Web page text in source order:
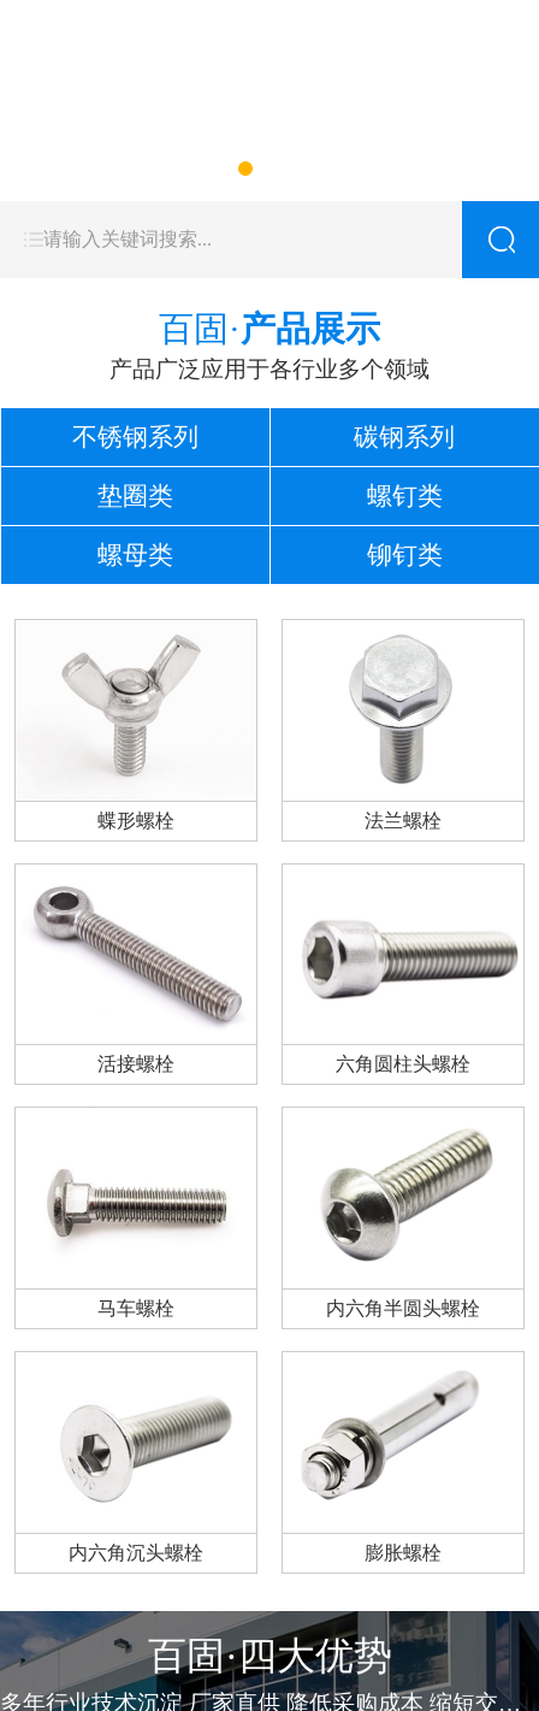
百固·产品展示
产品广泛应用于各行业多个领域
不锈钢系列 碳钢系列
垫圈类 螺钉类
螺母类 铆钉类
蝶形螺栓 法兰螺栓
活接螺栓 六角圆柱头螺栓
马车螺栓 内六角半圆头螺栓
内六角沉头螺栓 膨胀螺栓
百固·四大优势
多年行业技术沉淀 厂家直供 降低采购成本 缩短交货周期